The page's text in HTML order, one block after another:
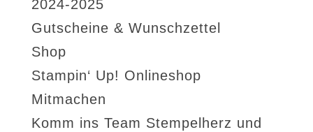
2024-2025
Gutscheine & Wunschzettel
Shop
Stampin‘ Up! Onlineshop
Mitmachen
Komm ins Team Stempelherz und